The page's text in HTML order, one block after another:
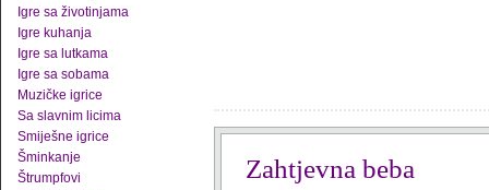
Igre sa životinjama
Igre kuhanja
Igre sa lutkama
Igre sa sobama
Muzičke igrice
Sa slavnim licima
Smiješne igrice
Šminkanje
Štrumpfovi
Zahtjevna beba